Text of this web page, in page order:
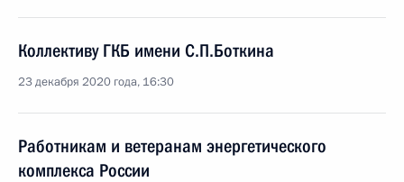
Коллективу ГКБ имени С.П.Боткина
23 декабря 2020 года, 16:30
Работникам и ветеранам энергетического
комплекса России